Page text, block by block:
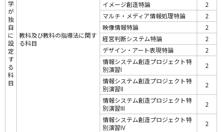
学
が
独
自
に
設
定
す
る
科
目
教科及び教科の指導法に関す
る科目
イメージ創造特論
2
マルチ・メディア情報処理特論
2
映像情報特論
2
経営判断システム特論
2
デザイン・アート表現特論
2
情報システム創造プロジェクト特
別演習I
2
情報システム創造プロジェクト特
別演習II
2
情報システム創造プロジェクト特
別演習III
2
情報システム創造プロジェクト特
別演習IV
2